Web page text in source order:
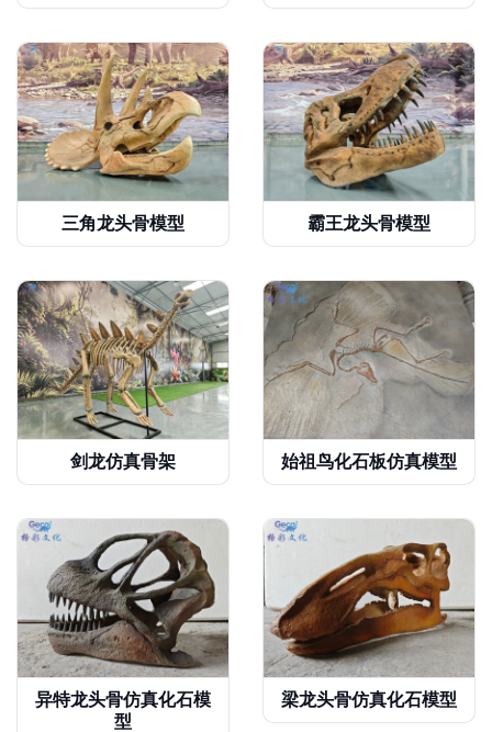
三角龙头骨模型 霸王龙头骨模型
剑龙仿真骨架 始祖鸟化石板仿真模型
异特龙头骨仿真化石模
型
梁龙头骨仿真化石模型